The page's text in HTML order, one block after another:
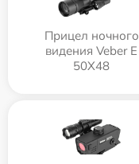
Прицел ночного
видения Veber E
50X48